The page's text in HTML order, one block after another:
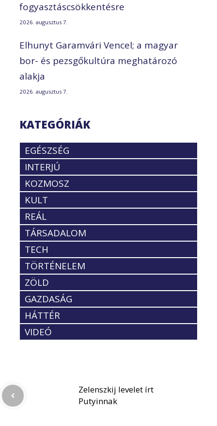
fogyasztáscsökkentésre
2026. augusztus 7.
Elhunyt Garamvári Vencel; a magyar
bor- és pezsgőkultúra meghatározó
alakja
2026. augusztus 7.
KATEGÓRIÁK
EGÉSZSÉG
INTERJÚ
KOZMOSZ
KULT
REÁL
TÁRSADALOM
TECH
TÖRTÉNELEM
ZÖLD
GAZDASÁG
HÁTTÉR
VIDEÓ
Zelenszkij levelet írt
Putyinnak